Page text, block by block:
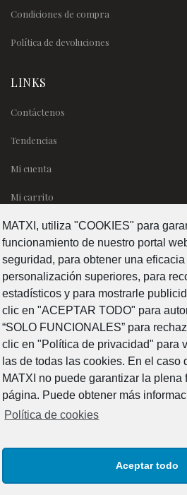
MATXI, utiliza "COOKIES" para
funcionamiento de nuestro portal
seguridad, para obtener una eficacia
personalización superiores, para
estadísticos y para mostrarle
clic en "ACEPTAR TODO" para
“SOLO FUNCIONALES” para
clic en "Política de privacidad" para
las de todas las cookies. En el caso
MATXI no puede garantizar la
página. Puede obtener más
Política de cookies
Aceptar todo
Condiciones de compra
Política de devoluciones
LINKS
Contáctenos
Tendencias
Mi cuenta
Mi carrito
SÍGUENOS
¿Como